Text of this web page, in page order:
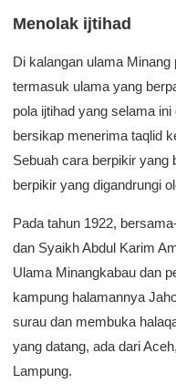
Menolak ijtihad
Di kalangan ulama
termasuk ulama yang
pola ijtihad yang selama
bersikap menerima taqlid
Sebuah cara berpikir yang
berpikir yang digandrungi
Pada tahun 1922,
dan Syaikh Abdul Karim
Ulama Minangkabau dan
kampung halamannya
surau dan membuka
yang datang, ada dari
Lampung.